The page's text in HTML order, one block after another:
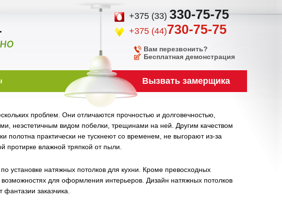
+375 (33) 330-75-75
+375 (44)730-75-75
Вам перезвонить?
Бесплатная демонстрация
Вызвать замерщика
проблем. Они отличаются прочностью и долговечностью,
неэстетичным видом побелки, трещинами на ней. Другим качеством
полотна практически не тускнеют со временем, не выгорают из-за
протирке влажной тряпкой от пыли.
установке натяжных потолков для кухни. Кроме превосходных
для оформления интерьеров. Дизайн натяжных потолков
заказчика.